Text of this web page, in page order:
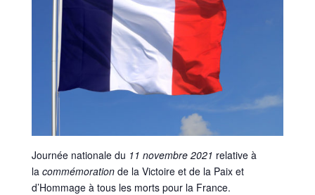
Journée nationale du 11 novembre 2021 relative à
la commémorationde la Victoire et de la Paix et
d’Hommage à tous les morts pour la France.